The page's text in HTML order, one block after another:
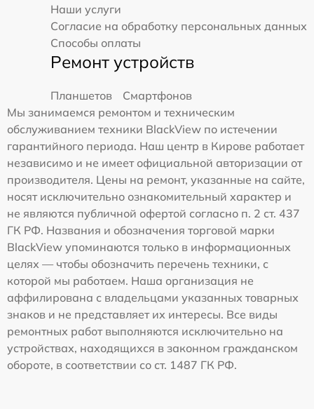
Наши услуги
Согласие на обработку персональных данных
Способы оплаты
Ремонт устройств
Планшетов
Смартфонов
Мы занимаемся ремонтом и техническим
обслуживанием техники BlackView по истечении
гарантийного периода. Наш центр в Кирове работает
независимо и не имеет официальной авторизации от
производителя. Цены на ремонт, указанные на сайте,
носят исключительно ознакомительный характер и
не являются публичной офертой согласно п. 2 ст. 437
ГК РФ. Названия и обозначения торговой марки
BlackView упоминаются только в информационных
целях — чтобы обозначить перечень техники, с
которой мы работаем. Наша организация не
аффилирована с владельцами указанных товарных
знаков и не представляет их интересы. Все виды
ремонтных работ выполняются исключительно на
устройствах, находящихся в законном гражданском
обороте, в соответствии со ст. 1487 ГК РФ.